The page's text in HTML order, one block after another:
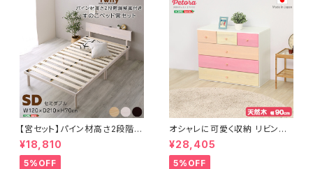
【宮セット】パイン材高さ2段階調
整脚付きすのこベッド(セミダブ
ル) ASP-HP-02SD
¥18,810
5%OFF
オシャレに可愛く収納 リビング
用ローチェスト 4段 幅90cm
天然木（桐）日本製｜petora-
ペトラ- SH-08-PTR90
¥28,405
5%OFF